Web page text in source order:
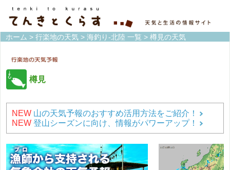
ホーム > 行楽地の天気 > 海釣り-北陸 一覧 > 樽見の天気
樽見
NEW 山の天気予報のおすすめ活用方法をご紹介！
NEW 登山シーズンに向け、情報がパワーアップ！